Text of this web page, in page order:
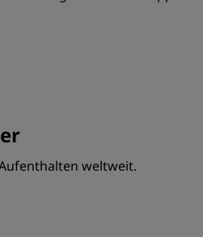
weltweit.